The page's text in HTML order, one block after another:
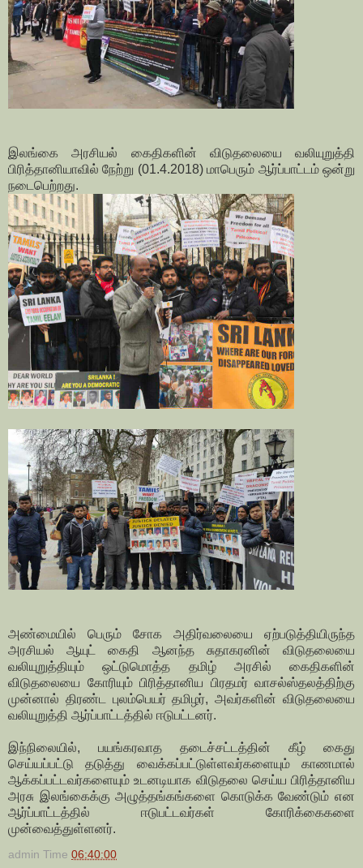
இலங்கை அரசியல் கைதிகளின் விடுதலையை வலியுறுத்தி
பிரித்தானியாவில் நேற்று (01.4.2018) மாபெரும் ஆர்ப்பாட்டம் ஒன்று
நடைபெற்றது.
அண்மையில் பெரும் சோக அதிர்வலையை ஏற்படுத்தியிருந்த
அரசியல் ஆயுட் கைதி ஆனந்த சுதாகரனின் விடுதலையை
வலியுறுத்தியும் ஒட்டுமொத்த தமிழ் அரசில் கைதிகளின்
விடுதலையை கோரியும் பிரித்தானிய பிரதமர் வாசல்ஸ்தலத்திற்கு
முன்னால் திரண்ட புலம்பெயர் தமிழர், அவர்களின் விடுதலையை
வலியுறுத்தி ஆர்ப்பாட்டத்தில் ஈடுபட்டனர்.
இந்நிலையில், பயங்கரவாத தடைச்சட்டத்தின் கீழ் கைது
செய்யப்பட்டு தடுத்து வைக்கப்பட்டுள்ளவர்களையும் காணமால்
ஆக்கப்பட்டவர்களையும் உடனடியாக விடுதலை செய்ய பிரித்தானிய
அரசு இலங்கைக்கு அழுத்தங்கங்களை கொடுக்க வேண்டும் என
ஆர்ப்பாட்டத்தில் ஈடுபட்டவர்கள் கோரிக்கைகளை
முன்வைத்துள்ளனர்.
admin Time 06:40:00